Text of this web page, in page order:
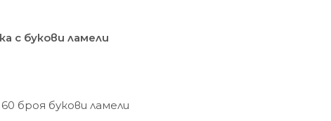
с букови ламели
броя букови ламели